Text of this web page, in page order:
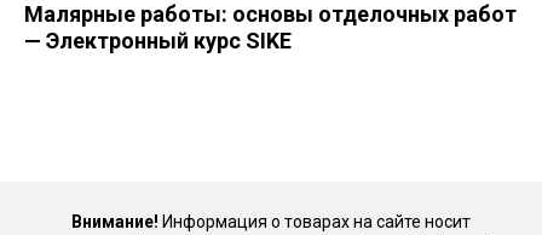
Малярные работы: основы отделочных работ
— Электронный курс SIKE
Внимание! Информация о товарах на сайте носит